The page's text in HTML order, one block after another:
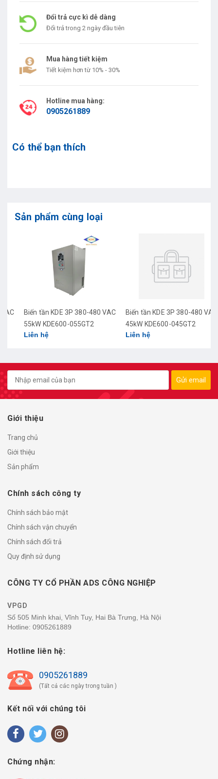
Đổi trả cực kì dễ dàng
Đổi trả trong 2 ngày đầu tiên
Mua hàng tiết kiệm
Tiết kiệm hơn từ 10% - 30%
Hotline mua hàng:
0905261889
Có thể bạn thích
Sản phẩm cùng loại
Biến tần KDE 3P 380-480 VAC
55kW KDE600-055GT2
Liên hệ
Biến tần KDE 3P 380-480 VAC
45kW KDE600-045GT2
Liên hệ
Gửi email
Giới thiệu
Trang chủ
Giới thiệu
Sản phẩm
Chính sách công ty
Chính sách bảo mật
Chính sách vận chuyển
Chính sách đổi trả
Quy định sử dụng
CÔNG TY CỔ PHẦN ADS CÔNG NGHIỆP
VPGD
Số 505 Minh khai, Vĩnh Tuy, Hai Bà Trưng, Hà Nội
Hotline: 0905261889
Hotline liên hệ:
0905261889
(Tất cả các ngày trong tuần )
Kết nối với chúng tôi
Chứng nhận: